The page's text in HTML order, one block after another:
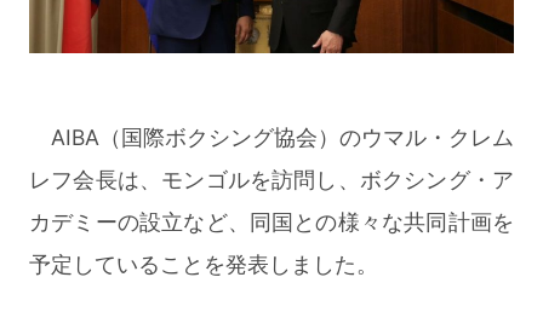
AIBA（国際ボクシング協会）のウマル・クレム
レフ会長は、モンゴルを訪問し、ボクシング・ア
カデミーの設立など、同国との様々な共同計画を
予定していることを発表しました。